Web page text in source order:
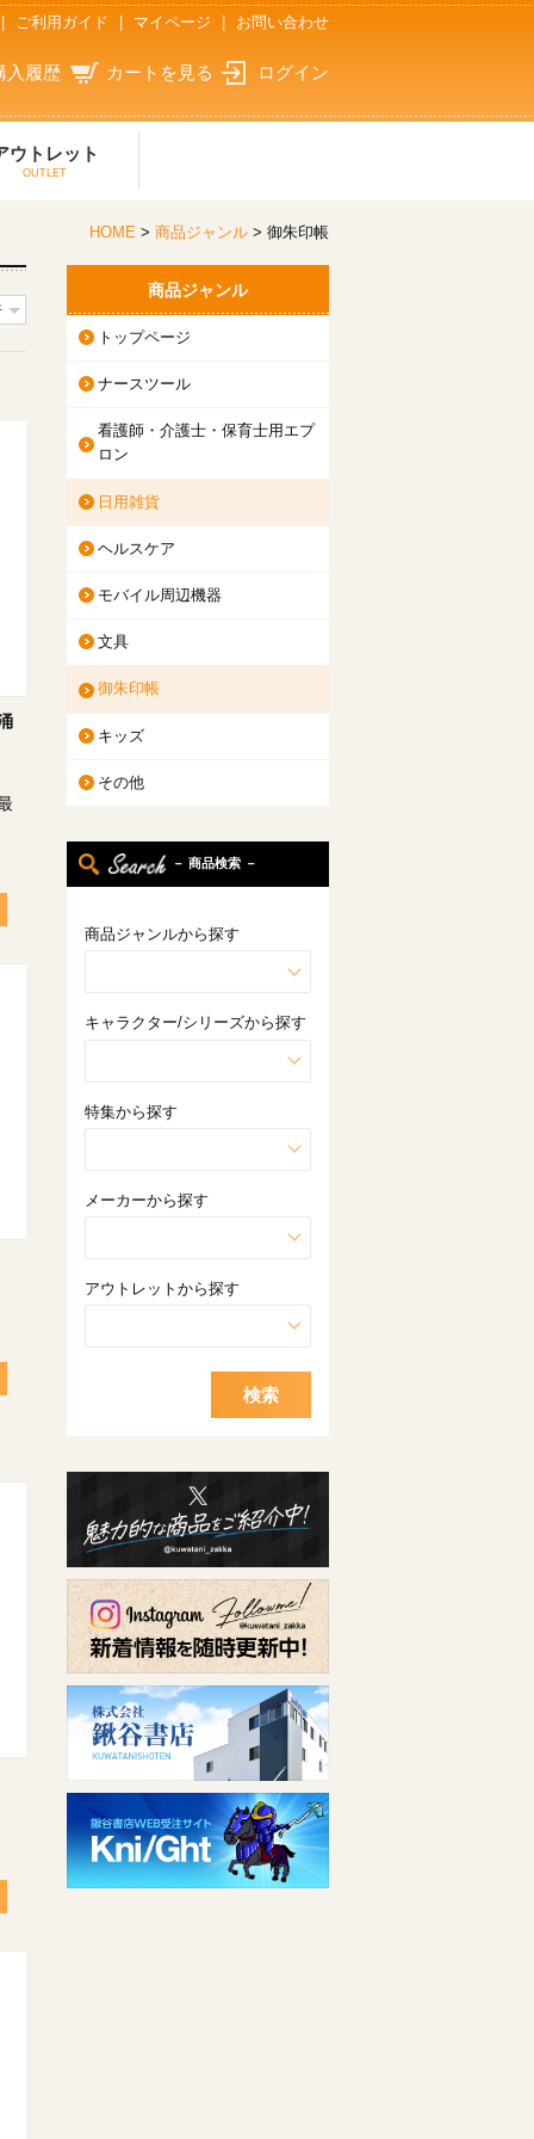
ご利用ガイド マイページ お問い合わせ
入履歴 カートを見る ログイン
ウトレット
OUTLET
HOME > 商品ジャンル > 御朱印帳
商品ジャンル
トップページ
ナースツール
看護師・介護士・保育士用エプ
ロン
日用雑貨
ヘルスケア
モバイル周辺機器
文具
御朱印帳
キッズ
その他
－ 商品検索 －
商品ジャンルから探す
キャラクター/シリーズから探す
特集から探す
メーカーから探す
アウトレットから探す
検索